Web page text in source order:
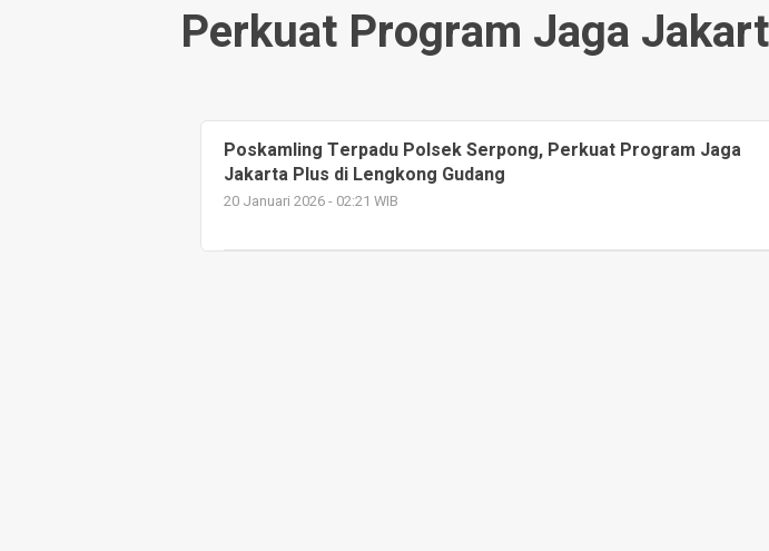
Perkuat Program Jaga
Poskamling Terpadu Polsek Serpong, Perkuat Program Jaga
Jakarta Plus di Lengkong Gudang
20 Januari 2026 - 02:21 WIB